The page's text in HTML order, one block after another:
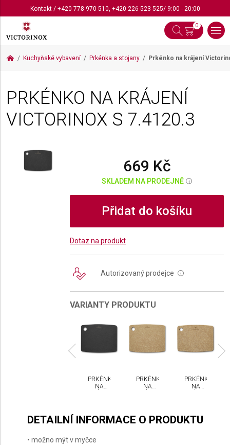
Kontakt/ +420 778 970 510, +420 226 523 525/ 9:00 - 20:00
0
Kuchyňské vybavení Prkénka a stojany Prkénko na krájení
PRKÉNKO NA KRÁJENÍ
VICTORINOX S 7.4120.3
669 Kč
SKLADEM NA PRODEJNĚ i
Přidat do košíku
Dotaz na produkt
Autorizovaný prodejce i
VARIANTY PRODUKTU
PRKÉNKO
NA
PRKÉNKO
NA
PRKÉNKO
NA
DETAILNÍ INFORMACE O PRODUKTU
• možno mýt v myčce